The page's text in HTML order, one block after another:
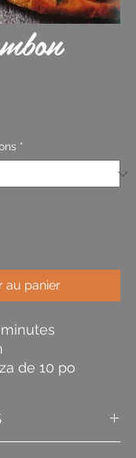
*
au panier
de 10 po